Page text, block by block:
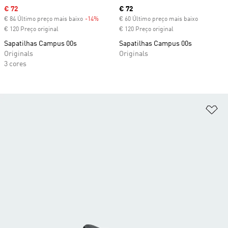
Sale price
€ 72
€ 84 Último preço mais baixo -14% Discount
€ 120 Preço original
Sapatilhas Campus 00s
Originals
3 cores
Current price
€ 72
€ 60 Último preço mais baixo
€ 120 Preço original
Sapatilhas Campus 00s
Originals